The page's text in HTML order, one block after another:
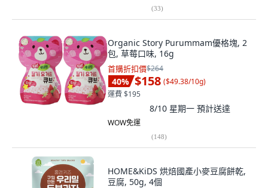
(33)
Organic Story Purummam優格塊, 2
包, 草莓口味, 16g
首購折扣價$264
40% $158 ($49.38/10g)
運費 $195
8/10 星期一 預計送達
WOW免運
(148)
HOME&KiDS 烘焙國產小麥豆腐餅乾,
豆腐, 50g, 4個